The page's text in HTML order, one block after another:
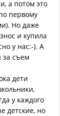
а потом это
первому
Но даже
и купила
у нас:-). А
за съем
дети
у каждого
детские, но